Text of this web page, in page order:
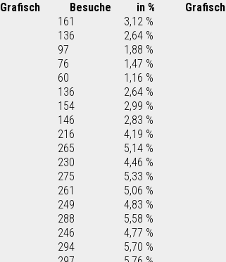
Grafisch Besuche in %
Grafisch
161
3,12 %
136
2,64 %
97
1,88 %
76
1,47 %
60
1,16 %
136
2,64 %
154
2,99 %
146
2,83 %
216
4,19 %
265
5,14 %
230
4,46 %
275
5,33 %
261
5,06 %
249
4,83 %
288
5,58 %
246
4,77 %
294
5,70 %